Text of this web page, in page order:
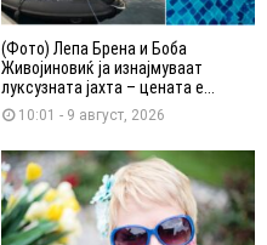
(Фото) Лепа Брена и Боба
Живојиновиќ ја изнајмуваат
луксузната јахта – цената е...
10:01 - 9 август, 2026